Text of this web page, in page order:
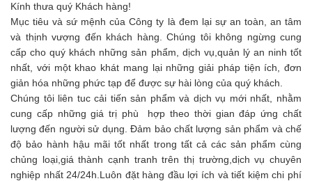
Kính thưa quý Khách hàng!
Mục tiêu và sứ mệnh của Công ty là đem lại sự an toàn, an tâm
và thịnh vượng đến khách hàng. Chúng tôi không ngừng cung
cấp cho quý khách những sản phẩm, dịch vụ,quản lý an ninh tốt
nhất, với một khao khát mang lại những giải pháp tiện ích, đơn
giản hóa những phức tạp để được sự hài lòng của quý khách.
Chúng tôi liên tuc cải tiến sản phẩm và dịch vụ mới nhất, nhằm
cung cấp những giá trị phù hợp theo thời gian đáp ứng chất
lượng đến người sử dụng. Đảm bảo chất lượng sản phẩm và chế
độ bảo hành hậu mãi tốt nhất trong tất cả các sản phẩm cùng
chủng loại,giá thành cạnh tranh trên thị trường,dịch vụ chuyên
nghiệp nhất 24/24h.Luôn đặt hàng đầu lợi ích và tiết kiệm chi phí